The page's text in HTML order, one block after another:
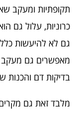
תקופתיות ומעקב
כרוניות, עלול גם
גם לא להיעשות
מאפשרים גם מעקב
בדיקות דם והכנות
מלבד זאת גם